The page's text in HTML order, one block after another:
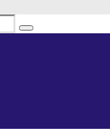
Pretraga